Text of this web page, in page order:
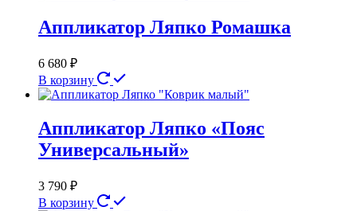
Аппликатор Ляпко Ромашка
6 680 ₽
В корзину
Аппликатор Ляпко «Пояс
Универсальный»
3 790 ₽
В корзину